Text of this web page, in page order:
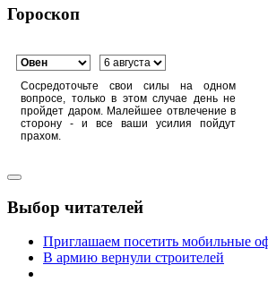
Гороскоп
Сосредоточьте свои силы на одном
вопросе, только в этом случае день не
пройдет даром. Малейшее отвлечение в
сторону - и все ваши усилия пойдут
прахом.
Выбор читателей
Приглашаем посетить мобильные
В армию вернули строителей